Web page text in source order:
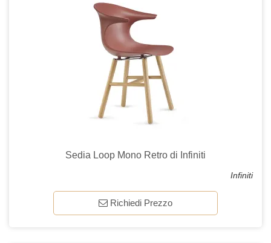
Sedia Loop Mono Retro di Infiniti
Infiniti
Richiedi Prezzo